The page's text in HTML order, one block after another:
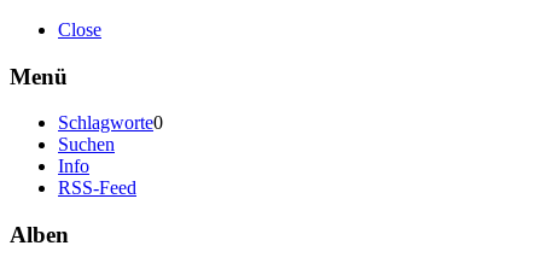
Close
Menü
Schlagworte0
Suchen
Info
RSS-Feed
Alben